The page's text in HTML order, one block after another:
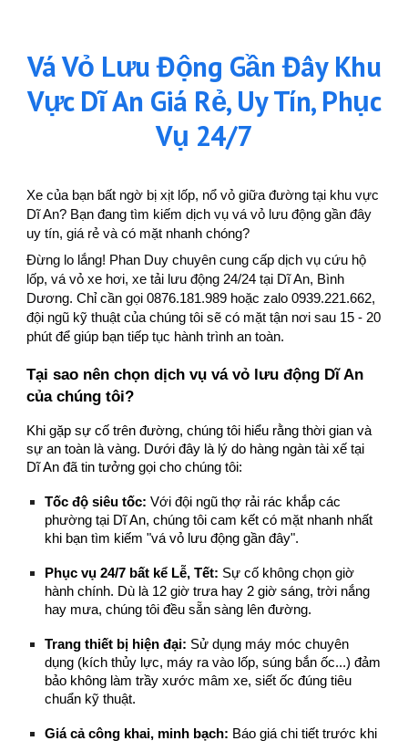
Vá Vỏ Lưu Động Gần Đây Khu
Vực Dĩ An Giá Rẻ, Uy Tín, Phục
Vụ 24/7
Xe của bạn bất ngờ bị xịt lốp, nổ vỏ giữa đường tại khu vực
Dĩ An? Bạn đang tìm kiếm dịch vụ vá vỏ lưu động gần đây
uy tín, giá rẻ và có mặt nhanh chóng?
Đừng lo lắng! Phan Duy chuyên cung cấp dịch vụ cứu hộ
lốp, vá vỏ xe hơi, xe tải lưu động 24/24 tại Dĩ An, Bình
Dương. Chỉ cần gọi 0876.181.989 hoặc zalo 0939.221.662,
đội ngũ kỹ thuật của chúng tôi sẽ có mặt tận nơi sau 15 - 20
phút để giúp bạn tiếp tục hành trình an toàn.
Tại sao nên chọn dịch vụ vá vỏ lưu động Dĩ An
của chúng tôi?
Khi gặp sự cố trên đường, chúng tôi hiểu rằng thời gian và
sự an toàn là vàng. Dưới đây là lý do hàng ngàn tài xế tại
Dĩ An đã tin tưởng gọi cho chúng tôi:
Tốc độ siêu tốc: Với đội ngũ thợ rải rác khắp các
phường tại Dĩ An, chúng tôi cam kết có mặt nhanh nhất
khi bạn tìm kiếm "vá vỏ lưu động gần đây".
Phục vụ 24/7 bất kể Lễ, Tết: Sự cố không chọn giờ
hành chính. Dù là 12 giờ trưa hay 2 giờ sáng, trời nắng
hay mưa, chúng tôi đều sẵn sàng lên đường.
Trang thiết bị hiện đại: Sử dụng máy móc chuyên
dụng (kích thủy lực, máy ra vào lốp, súng bắn ốc...) đảm
bảo không làm trầy xước mâm xe, siết ốc đúng tiêu
chuẩn kỹ thuật.
Giá cả công khai, minh bạch: Báo giá chi tiết trước khi